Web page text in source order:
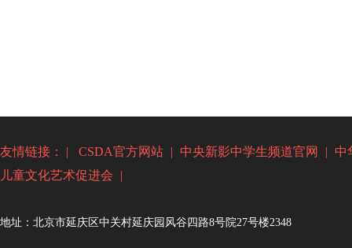
友情链接： | CSDA官方网站 | 中央新影中学生频道官网 | 中
儿童文化艺术促进会
|
地址：北京市延庆区中关村延庆园风谷四路8号院27号楼2348